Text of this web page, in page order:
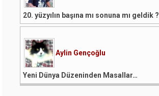
20. yüzyılın başına mı sonuna mı geldik ?
Aylin Gençoğlu
Yeni Dünya Düzeninden Masallar…